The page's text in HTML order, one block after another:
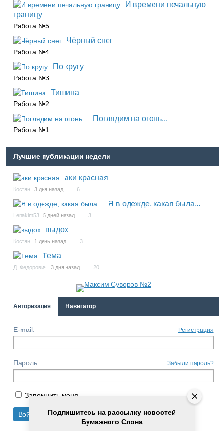
И времени печальную
границу
Работа №5.
Чёрный снег
Работа №4.
По кругу
Работа №3.
Тишина
Работа №2.
Поглядим на огонь...
Работа №1.
Лучшие публикации недели
аки красная
Костян 3 дня назад 6
Я в одежде, какая была...
Lenakim53 5 дней назад 3
выдох
Костян 1 день назад 3
Тема
Д. Федорович 3 дня назад 20
Авторизация Навигатор
E-mail: Регистрация
Пароль: Забыли пароль?
Запомнить меня
Подпишитесь на рассылку новостей
Бумажного Слона